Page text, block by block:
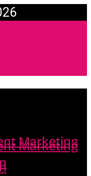
Marketing
Marketing